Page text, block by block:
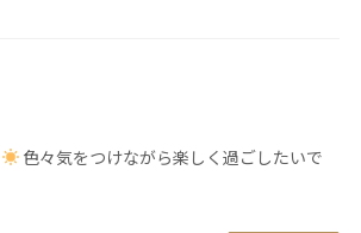
色々気をつけながら楽しく過ごしたいで